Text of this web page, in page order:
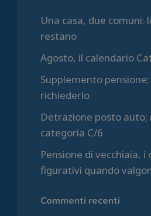
Una casa, due comuni:
restano
Agosto, il calendario
Supplemento
richiederlo
Detrazione posto auto;
categoria C/6
Pensione di vecchiaia,
figurativi quando
Commenti recenti